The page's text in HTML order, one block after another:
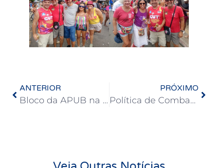
ANTERIOR
Bloco da APUB na Mudança do Garcia anima a 2ª feira de Carnaval
PRÓXIMO
Política de Combate ao Assédio e à Discriminação da UFBA: Participe da consulta